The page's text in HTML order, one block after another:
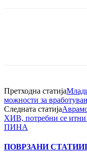
Претходна статија
можности за
Следната статија
ХИВ, потребни се итни
ПИНА
ПОВРЗАНИ СТАТИИ